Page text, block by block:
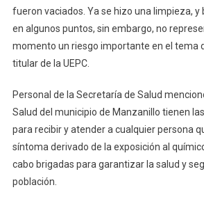
fueron vaciados. Ya se hizo una limpieza, y
en algunos puntos, sin embargo, no
momento un riesgo importante en el tema
titular de la UEPC.
Personal de la Secretaría de Salud
Salud del municipio de Manzanillo tienen
para recibir y atender a cualquier persona
síntoma derivado de la exposición al
cabo brigadas para garantizar la salud y
población.